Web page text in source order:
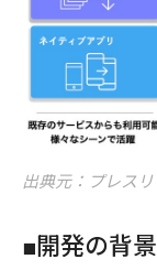
出典元：プレスリ
■開発の背景